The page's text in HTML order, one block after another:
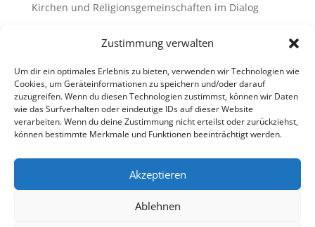
Zustimmung verwalten
Um dir ein optimales Erlebnis zu bieten, verwenden wir Technologien wie
Cookies, um Geräteinformationen zu speichern und/oder darauf
zuzugreifen. Wenn du diesen Technologien zustimmst, können wir Daten
wie das Surfverhalten oder eindeutige IDs auf dieser Website
verarbeiten. Wenn du deine Zustimmung nicht erteilst oder zurückziehst,
können bestimmte Merkmale und Funktionen beeinträchtigt werden.
Akzeptieren
Ablehnen
Kirchen und Religionsgemeinschaften im Dialog
Schulen & Kindergärten in Österreich
„Brennen für das Leben “ – die Wanderausstellung
ist bald am Ziel
Neueste Kommentare
Impressum
Datenschutz